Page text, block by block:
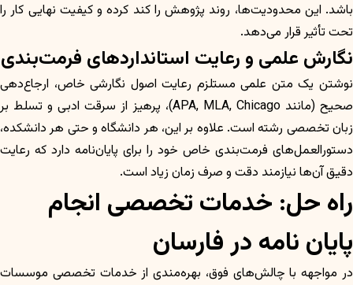
باشد. این محدودیت‌ها، روند پژوهش را کند کرده و کیفیت نهایی کار را
تحت تأثیر قرار می‌دهد.
نگارش علمی و رعایت استانداردهای فرمت‌بندی
نوشتن یک متن علمی مستلزم رعایت اصول نگارشی خاص، ارجاع‌دهی
صحیح (مانند APA, MLA, Chicago)، پرهیز از سرقت ادبی و تسلط بر
زبان تخصصی رشته است. علاوه بر این، هر دانشگاه و حتی هر دانشکده،
دستورالعمل‌های فرمت‌بندی خاص خود را برای پایان‌نامه دارد که رعایت
دقیق آن‌ها نیازمند دقت و صرف زمان زیاد است.
راه حل: خدمات تخصصی انجام
پایان نامه در فارسان
در مواجهه با چالش‌های فوق، بهره‌مندی از خدمات تخصصی موسسات